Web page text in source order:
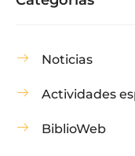
Noticias
Actividades
BiblioWeb